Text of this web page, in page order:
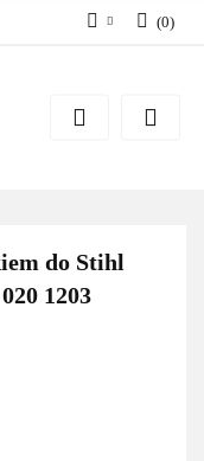
Zarejestruj się
(0)
do Stihl
1203